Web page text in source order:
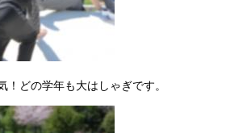
！どの学年も大はしゃぎです。